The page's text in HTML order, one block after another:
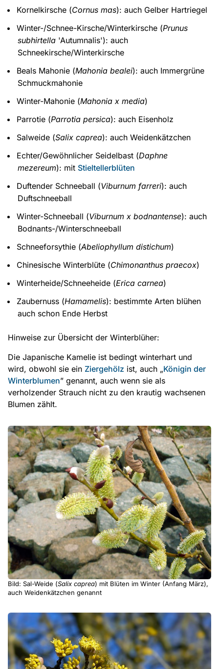
Kornelkirsche (Cornus mas): auch Gelber Hartriegel
Winter-/Schnee-Kirsche/Winterkirsche (Prunus
subhirtella'Autumnalis'): auch
Schneekirsche/Winterkirsche
Beals Mahonie (Mahonia bealei): auch Immergrüne
Schmuckmahonie
Winter-Mahonie (Mahonia x media)
Parrotie (Parrotia persica): auch Eisenholz
Salweide (Salix caprea): auch Weidenkätzchen
Echter/Gewöhnlicher Seidelbast (Daphne
mezereum): mit Stieltellerblüten
Duftender Schneeball (Viburnum farreri): auch
Duftschneeball
Winter-Schneeball (Viburnum x bodnantense): auch
Bodnants-/Winterschneeball
Schneeforsythie (Abeliophyllum distichum)
Chinesische Winterblüte (Chimonanthus praecox)
Winterheide/Schneeheide (Erica carnea)
Zaubernuss (Hamamelis): bestimmte Arten blühen
auch schon Ende Herbst
Hinweise zur Übersicht der Winterblüher:
Die Japanische Kamelie ist bedingt winterhart und
wird, obwohl sie ein Ziergehölz ist, auch „Königin der
Winterblumen” genannt, auch wenn sie als
verholzender Strauch nicht zu den krautig wachsenen
Blumen zählt.
Bild: Sal-Weide (Salix caprea) mit Blüten im Winter (Anfang März),
auch Weidenkätzchen genannt